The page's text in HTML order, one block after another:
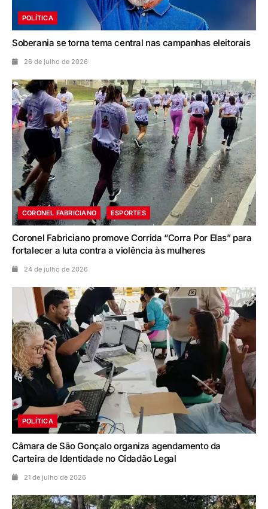
POLÍTICA
Soberania se torna tema central nas campanhas eleitorais
26 de julho de 2026
CORONEL FABRICIANO ESPORTES
Coronel Fabriciano promove Corrida “Corra Por Elas” para
fortalecer a luta contra a violência às mulheres
24 de julho de 2026
POLÍTICA
Câmara de São Gonçalo organiza agendamento da
Carteira de Identidade no Cidadão Legal
21 de julho de 2026